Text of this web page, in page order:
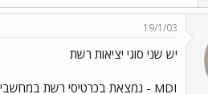
19/1/03
יש שני סוגי יציאות רשת